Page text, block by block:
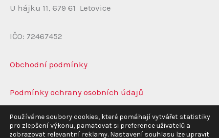
U hájku 11, 679 61 Letovice
IČO: 72467452
Obchodní podmínky
Podmínky ochrany osobních údajů
Používáme soubory cookies, které pomáhají vytvářet statistiky
pro zlepšení výkonu, pamatovat si preference uživatelů a
zobrazovat relevantní reklamy. Nastavení souhlasu lze upravit